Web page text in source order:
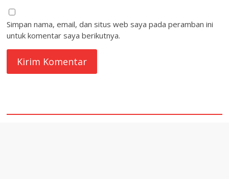
Simpan nama, email, dan situs web saya pada peramban ini
untuk komentar saya berikutnya.